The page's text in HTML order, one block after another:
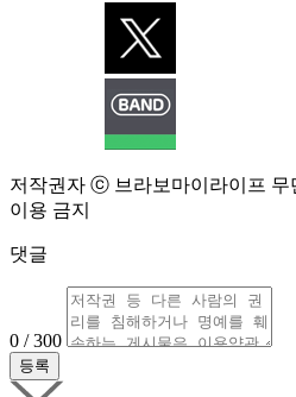
저작권자 ⓒ 브라보마이라이프 무
이용 금지
댓글
0 / 300